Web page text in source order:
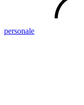
personale